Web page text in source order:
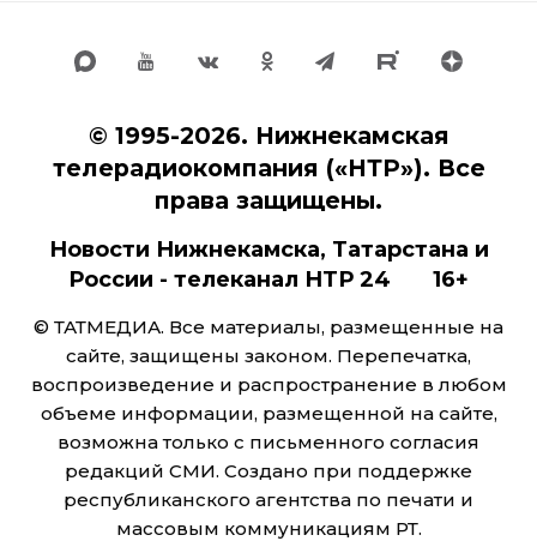
© 1995-2026. Нижнекамская
телерадиокомпания («НТР»). Все
права защищены.
Новости Нижнекамска, Татарстана и
России - телеканал НТР 24 16+
© ТАТМЕДИА. Все материалы, размещенные на
сайте, защищены законом. Перепечатка,
воспроизведение и распространение в любом
объеме информации, размещенной на сайте,
возможна только с письменного согласия
редакций СМИ. Создано при поддержке
республиканского агентства по печати и
массовым коммуникациям РТ.